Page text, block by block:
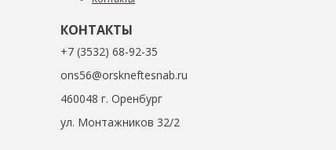
КОНТАКТЫ
+7 (3532) 68-92-35
ons56@orskneftesnab.ru
460048 г. Оренбург
ул. Монтажников 32/2